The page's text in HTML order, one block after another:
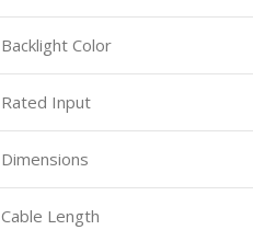
Backlight Color
Rated Input
Dimensions
Cable Length